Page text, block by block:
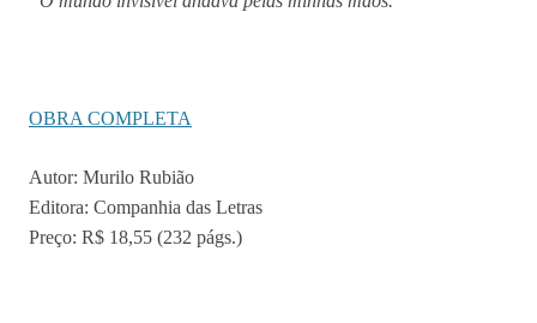
OBRA COMPLETA
Autor: Murilo Rubião
Editora: Companhia das Letras
Preço: R$ 18,55 (232 págs.)